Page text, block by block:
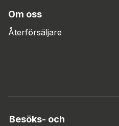
Om oss
Återförsäljare
Besöks- och